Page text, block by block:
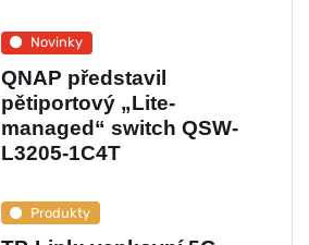
Novinky
QNAP představil
pětiportový „Lite-
managed“ switch QSW-
L3205-1C4T
Produkty